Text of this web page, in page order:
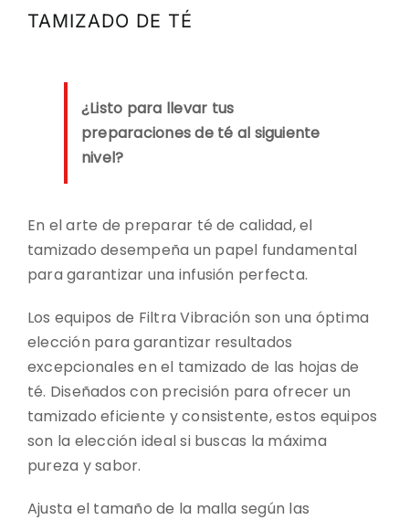
TAMIZADO DE TÉ
¿Listo para llevar tus
preparaciones de té al siguiente
nivel?
En el arte de preparar té de calidad, el
tamizado desempeña un papel fundamental
para garantizar una infusión perfecta.
Los equipos de Filtra Vibración son una óptima
elección para garantizar resultados
excepcionales en el tamizado de las hojas de
té. Diseñados con precisión para ofrecer un
tamizado eficiente y consistente, estos equipos
son la elección ideal si buscas la máxima
pureza y sabor.
Ajusta el tamaño de la malla según las